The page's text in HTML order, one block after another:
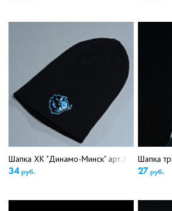
Шапка ХК "Динамо-Минск" арт.12100
34руб.
Шапка
27 руб.